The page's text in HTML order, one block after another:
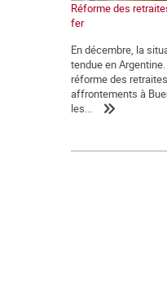
Réforme des
fer
En décembre, la
tendue en
réforme des
affrontements à
les...